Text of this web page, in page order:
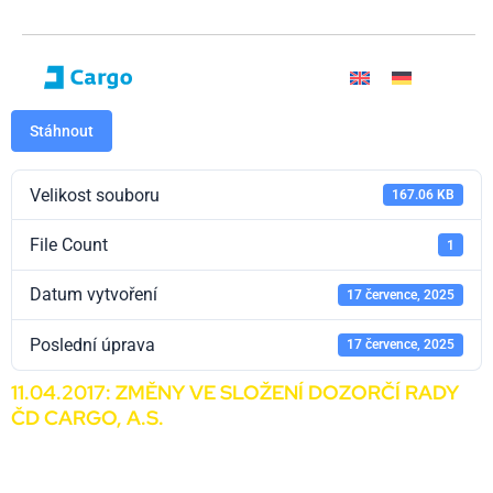
Stáhnout
Velikost souboru 167.06 KB
File Count 1
Datum vytvoření 17 července, 2025
Poslední úprava 17 července, 2025
11.04.2017: ZMĚNY VE SLOŽENÍ DOZORČÍ RADY
ČD CARGO, A.S.